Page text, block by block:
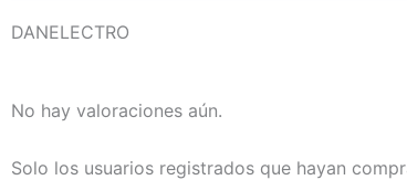
DANELECTRO
No hay valoraciones aún.
Solo los usuarios registrados que hayan